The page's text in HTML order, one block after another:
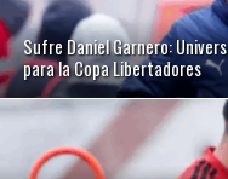
Sufre Daniel Garnero:
para la Copa Libertadores